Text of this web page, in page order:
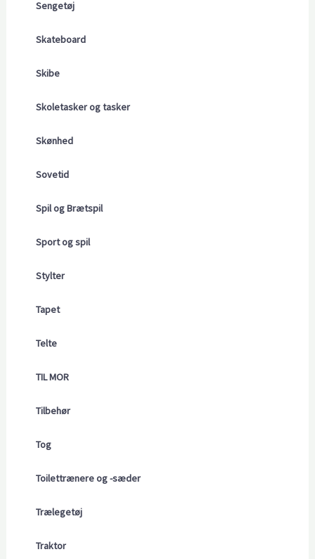
Sengetøj
Skateboard
Skibe
Skoletasker og tasker
Skønhed
Sovetid
Spil og Brætspil
Sport og spil
Stylter
Tapet
Telte
TIL MOR
Tilbehør
Tog
Toilettrænere og -sæder
Trælegetøj
Traktor